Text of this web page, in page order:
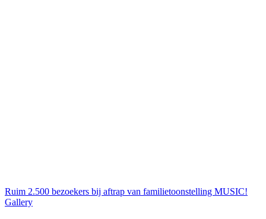
Ruim 2.500 bezoekers bij aftrap van familietoonstelling MUSIC!
Gallery